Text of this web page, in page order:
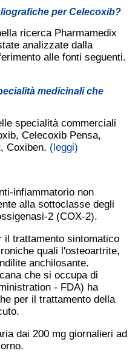
per Celecoxib?
ricerca Pharmamedix
analizzate dalla
alle fonti seguenti.
medicinali che
specialità commerciali
Celecoxib Pensa,
Coxiben. (leggi)
infiammatorio non
alla sottoclasse degli
2 (COX-2).
il trattamento sintomatico
quali l'osteoartrite,
anchilosante.
che si occupa di
- FDA) ha
per il trattamento della
dai 200 mg giornalieri ad